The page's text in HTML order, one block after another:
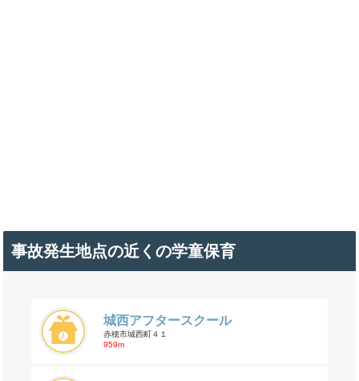
事故発生地点の近くの学童保育
城西アフタースクール
赤穂市城西町４１
959m